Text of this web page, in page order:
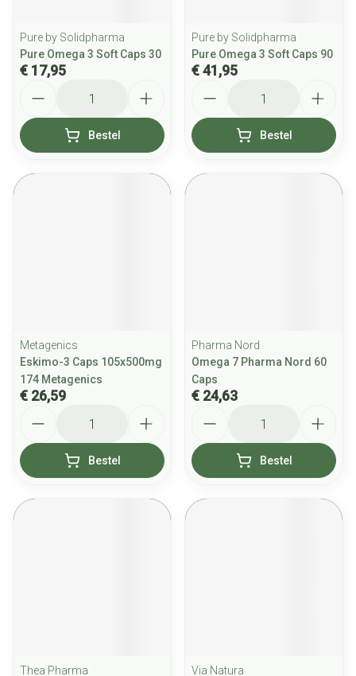
Pure by Solidpharma
Pure Omega 3 Soft Caps 30
€ 17,95
Bestel
Pure by Solidpharma
Pure Omega 3 Soft Caps 90
€ 41,95
Bestel
Metagenics
Eskimo-3 Caps 105x500mg
174 Metagenics
€ 26,59
Bestel
Pharma Nord
Omega 7 Pharma Nord 60
Caps
€ 24,63
Bestel
Thea Pharma Via Natura